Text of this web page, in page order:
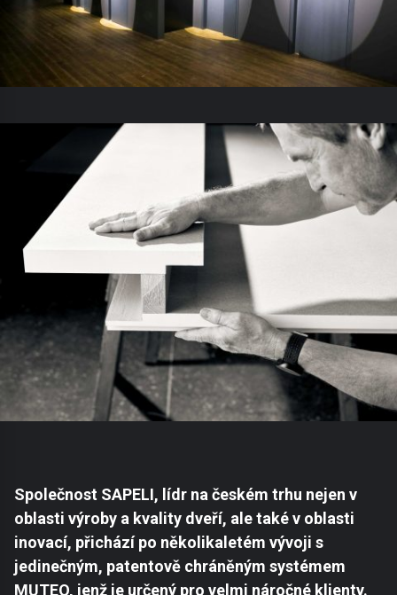
Společnost SAPELI, lídr na českém trhu nejen v
oblasti výroby a kvality dveří, ale také v oblasti
inovací, přichází po několikaletém vývoji s
jedinečným, patentově chráněným systémem
MUTEO, jenž je určený pro velmi náročné klienty.